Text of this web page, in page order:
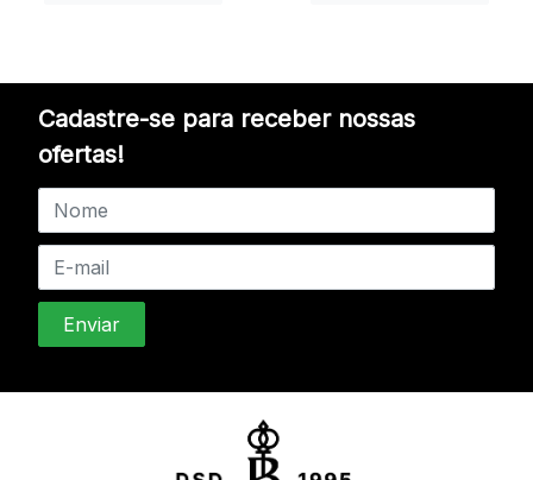
Cadastre-se para receber nossas
ofertas!